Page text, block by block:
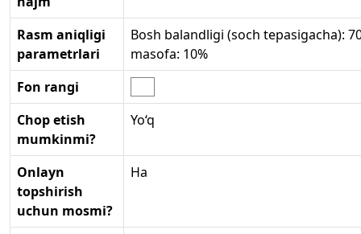
Rasm aniqligi
parametrlari
Bosh balandligi (soch tepasigacha):
masofa: 10%
Fon rangi
Chop etish
mumkinmi?
Yo‘q
Onlayn
topshirish
uchun mosmi?
Ha